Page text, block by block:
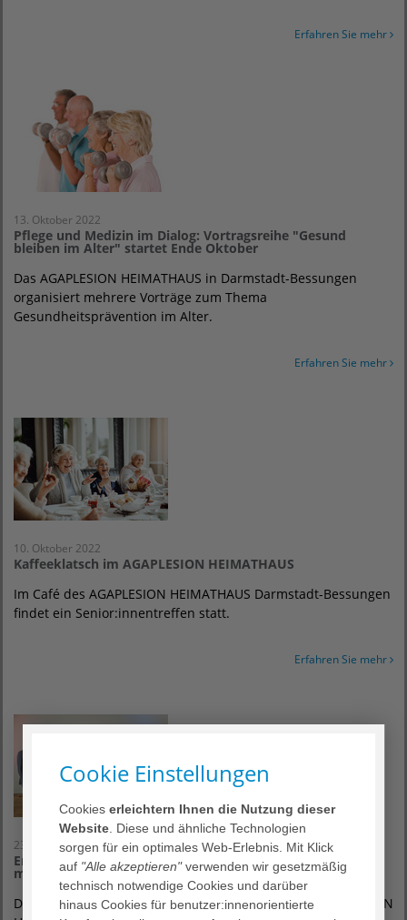
Erfahren Sie mehr
13. Oktober 2022
Pflege und Medizin im Dialog: Vortragsreihe "Gesund
bleiben im Alter" startet Ende Oktober
Das AGAPLESION HEIMATHAUS in Darmstadt-Bessungen
organisiert mehrere Vorträge zum Thema
Gesundheitsprävention im Alter.
Erfahren Sie mehr
10. Oktober 2022
Kaffeeklatsch im AGAPLESION HEIMATHAUS
Im Café des AGAPLESION HEIMATHAUS Darmstadt-Bessungen
findet ein Senior:innentreffen statt.
Erfahren Sie mehr
23. September 2022
Eröffnung AGAPLESION HEIMATHAUS: Moderner Neubau
mit Wohlfühl-Charakter ist fertiggestellt
Das letzte Etappenziel ist erreicht: Heute wird im AGAPLESION
Cookie Einstellungen
Cookieserleichtern Ihnen die Nutzung dieser
Website . Diese und ähnliche Technologien
sorgen für ein optimales Web-Erlebnis. Mit Klick
auf "Alle akzeptieren"verwenden wir gesetzmäßig
technisch notwendige Cookies und darüber
hinaus Cookies für benutzer:innenorientierte